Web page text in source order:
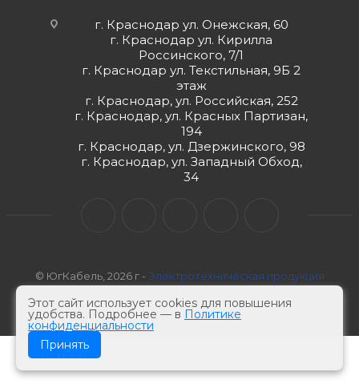
г. Краснодар ул. Онежская, 60
г. Краснодар ул. Кирилла
Россинского, 7/1
г. Краснодар ул. Текстильная, 9Б 2
этаж
г. Краснодар, ул. Российская, 252
г. Краснодар, ул. Красных Партизан,
194
г. Краснодар, ул. Дзержинского, 98
г. Краснодар, ул. Западный Обход,
34
© ЮгКабель, 2026 г - Электротехническая продукция
Этот сайт использует cookies для повышения
удобства. Подробнее — в Политике
конфиденциальности
Принять